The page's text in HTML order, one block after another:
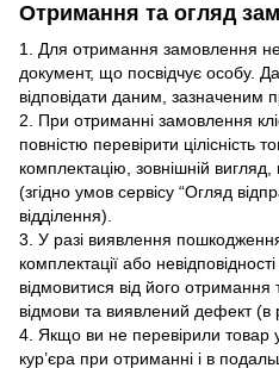
Отримання та огляд
1. Для отримання замовлення
документ, що посвідчує особу.
відповідати даним, зазначеним
2. При отриманні замовлення
повністю перевірити цілісність
комплектацію, зовнішній вигляд,
(згідно умов сервісу “Огляд
відділення).
3. У разі виявлення
комплектації або
відмовитися від його
відмови та виявлений дефект (в
4. Якщо ви не перевірили товар у
кур’єра при отриманні і в